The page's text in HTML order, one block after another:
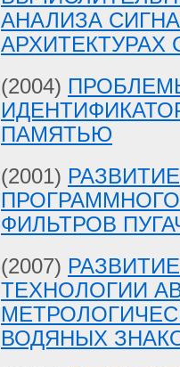
АНАЛИЗА
(2004)
ПАМЯТЬЮ
(2001)
ФИЛЬТРОВ
(2007)
ТЕХНОЛОГИИ
ВОДЯНЫХ